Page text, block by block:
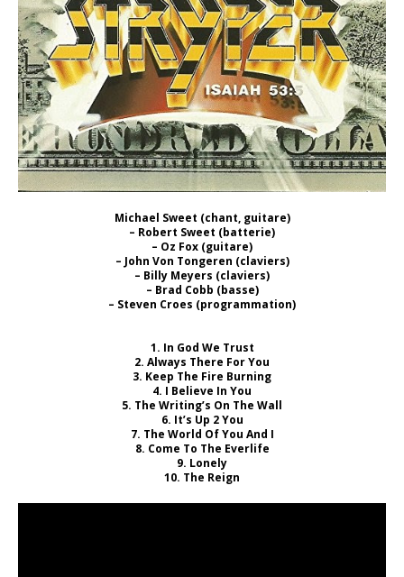
Michael Sweet (chant, guitare)
– Robert Sweet (batterie)
– Oz Fox (guitare)
– John Von Tongeren (claviers)
– Billy Meyers (claviers)
– Brad Cobb (basse)
– Steven Croes (programmation)
1. In God We Trust
2. Always There For You
3. Keep The Fire Burning
4. I Believe In You
5. The Writing’s On The Wall
6. It’s Up 2 You
7. The World Of You And I
8. Come To The Everlife
9. Lonely
10. The Reign